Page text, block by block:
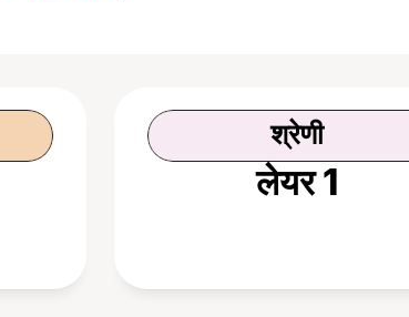
श्रेणी
लेयर 1